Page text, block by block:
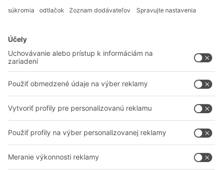
Dopravné systémy
Poradenstvo a služby
Profesionálne sklady
Kontaktný formulár
O nás
Naše výrobné závody
Zdieľať
A BIT OF